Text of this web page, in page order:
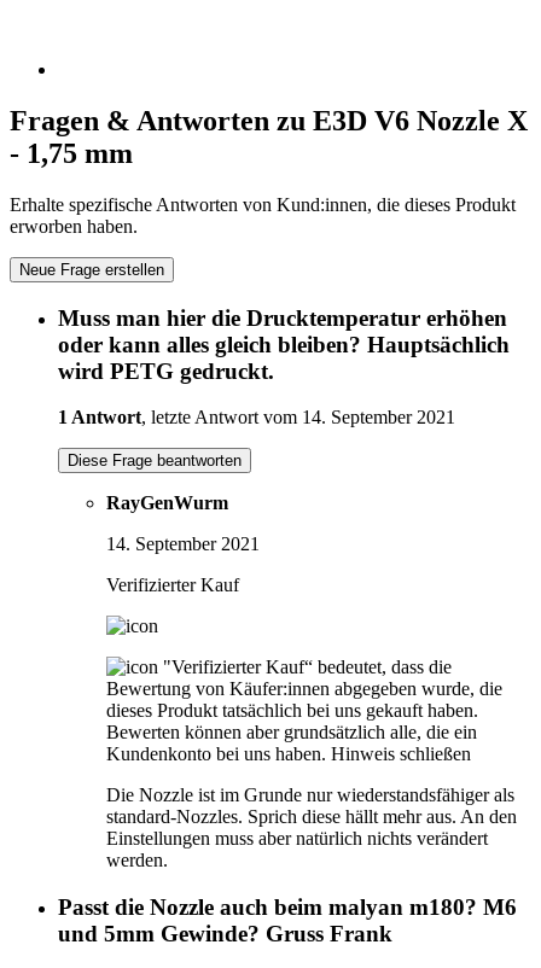
Fragen & Antworten zu E3D V6 Nozzle X
- 1,75 mm
Erhalte spezifische Antworten von Kund:innen, die dieses Produkt
erworben haben.
Neue Frage erstellen
Muss man hier die Drucktemperatur erhöhen
oder kann alles gleich bleiben? Hauptsächlich
wird PETG gedruckt.
1 Antwort, letzte Antwort vom 14. September 2021
Diese Frage beantworten
RayGenWurm
14. September 2021
Verifizierter Kauf
"Verifizierter Kauf“ bedeutet, dass die
Bewertung von Käufer:innen abgegeben wurde, die
dieses Produkt tatsächlich bei uns gekauft haben.
Bewerten können aber grundsätzlich alle, die ein
Kundenkonto bei uns haben. Hinweis schließen
Die Nozzle ist im Grunde nur wiederstandsfähiger als
standard-Nozzles. Sprich diese hällt mehr aus. An den
Einstellungen muss aber natürlich nichts verändert
werden.
Passt die Nozzle auch beim malyan m180? M6
und 5mm Gewinde? Gruss Frank